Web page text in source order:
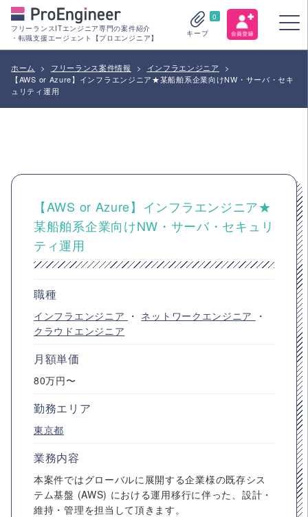
フリーランスITエンジニア専門の案件紹介
・転職支援エージェント【プロエンジニア】
0
キープ
ホーム > フリーランス案件情報 > インフラエンジニア
>
【AWS or Azure】インフラエンジニア★某船舶系企業向けNW・サーバ・セキ
ュリティ運用
【AWS or Azure】インフラエンジニア★
某船舶系企業向けNW・サーバ・セキュリ
ティ運用
職種
インフラエンジニア ・ ネットワークエンジニア
・
クラウドエンジニア
月額単価
80万円〜
勤務エリア
東京都
業務内容
本案件ではグローバルに展開する企業様の既存シス
テム基盤 (AWS) における運用移行に伴った、設計・
維持・管理を担当して頂きます。